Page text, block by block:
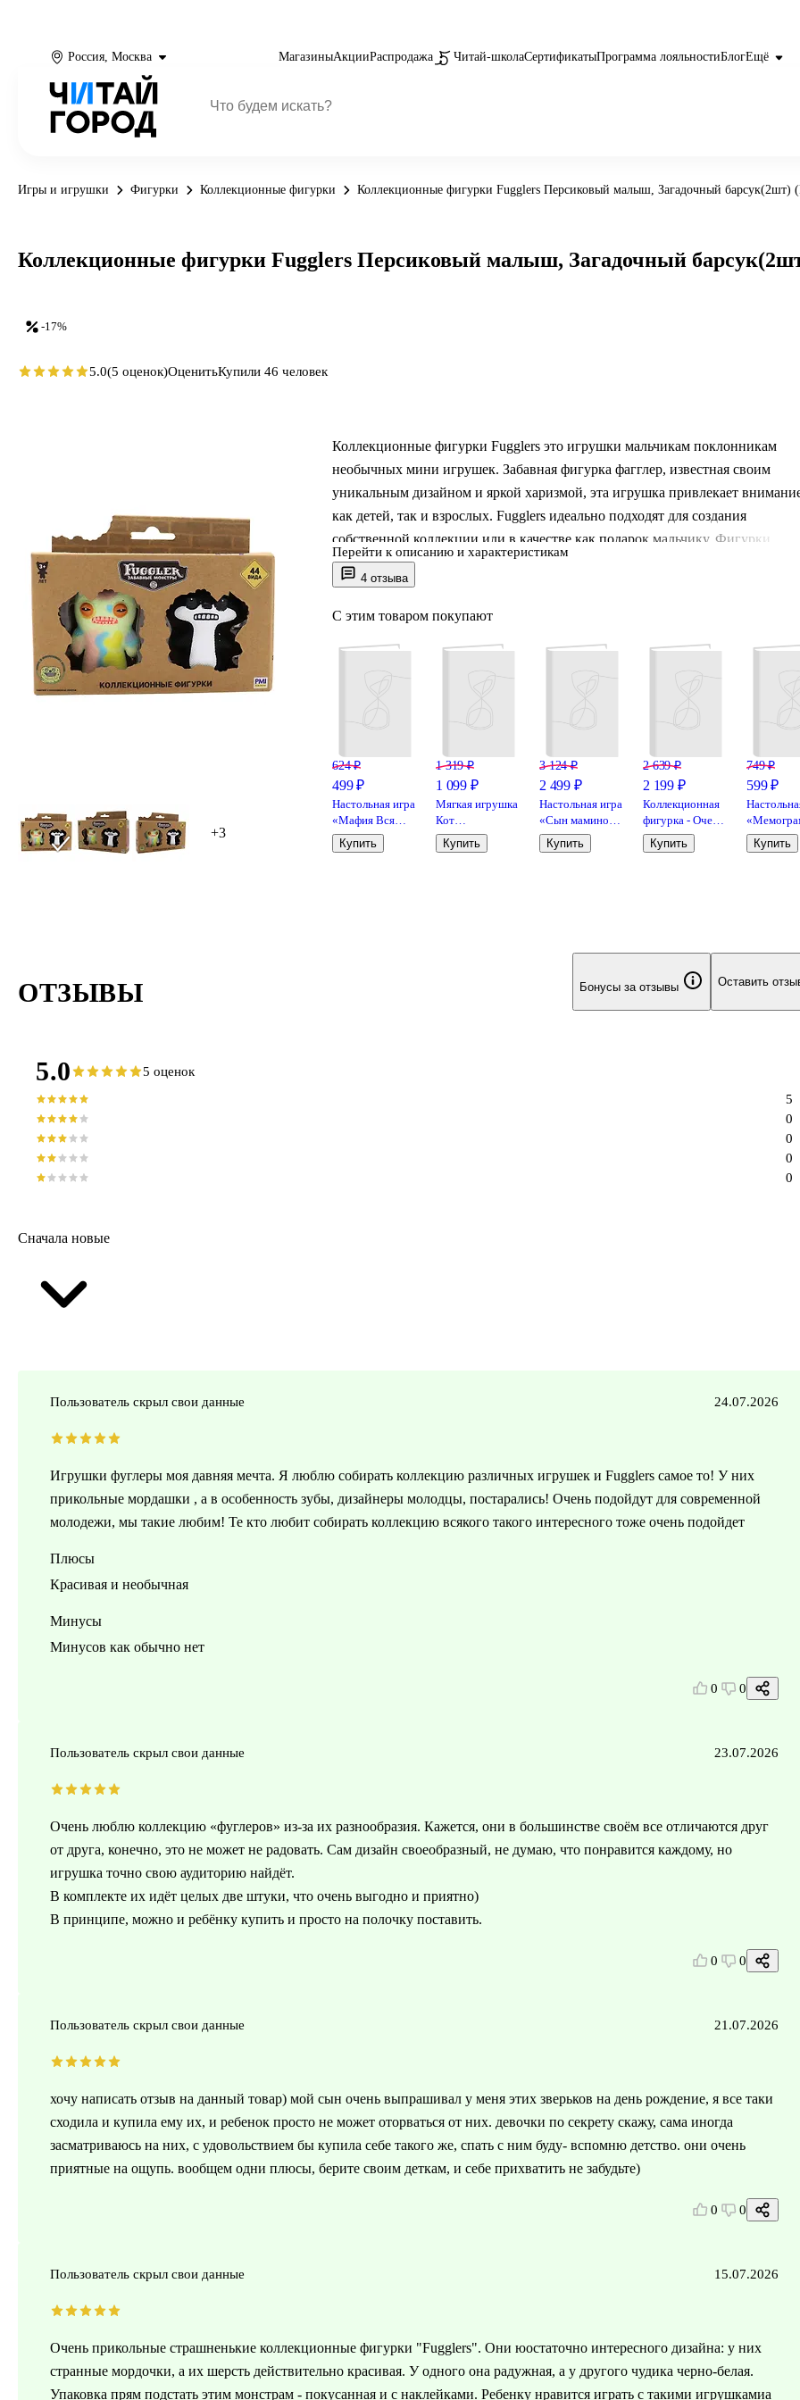
Россия, Москва МагазиныАкцииРаспродажа Читай-школаСертификатыПрограмма лояльностиБлогЕщё
Игры и игрушки Фигурки Коллекционные фигурки Коллекционные фигурки Fugglers Персиковый малыш, Загадочный барсук(2шт)
+3
4 отзыва
Коллекционные фигурки Fugglers это игрушки мальчикам поклонникам
необычных мини игрушек. Забавная фигурка фагглер, известная своим
уникальным дизайном и яркой харизмой, эта игрушка привлекает
как детей, так и взрослых. Fugglers идеально подходят для создания
собственной коллекции или в качестве как подарок мальчику. Фигурки
Fuggler оригинал отличаются забавными чертами лица и неповторимым
стилем. Fugglers это игрушки для мальчиков, которые вдохновлены
персонажами fnaf (аниматроники), roblox, spongebob (спанч боб), патрик,
мультфильмов. Каждый Fugglers создает атмосферу веселья, а его
Перейти к описанию и характеристикам
С этим товаром покупают
624 ₽
499 ₽
Настольная игра
«Мафия Вся
семья в сборе»,
Hobby World
Купить
1 319 ₽
1 099 ₽
Мягкая игрушка
Кот
прямоугольный
(23х20),
Купить
3 124 ₽
2 499 ₽
Настольная игра
«Сын маминой
подруги»,
Экивоки
Купить
2 639 ₽
2 199 ₽
Коллекционная
фигурка - Очень
странные дела
Хоппер (8х9х19)
Купить
749 ₽
599 ₽
мемов,
Купить
-17%
Коллекционные фигурки Fugglers Персиковый малыш, Загадочный
5.0(5 оценок)ОценитьКупили 46 человек
ОТЗЫВЫ Бонусы за отзывы Оставить
5.0 5 оценок
0
0
0
0
5
Сначала новые
Пользователь скрыл свои данные 24.07.2026
Игрушки фуглеры моя давняя мечта. Я люблю собирать коллекцию различных игрушек и Fugglers самое то! У них
прикольные мордашки , а в особенность зубы, дизайнеры молодцы, постарались! Очень подойдут для современной
молодежи, мы такие любим! Те кто любит собирать коллекцию всякого такого интересного тоже очень подойдет
Плюсы
Красивая и необычная
Минусы
Минусов как обычно нет
0 0
Пользователь скрыл свои данные 23.07.2026
Очень люблю коллекцию «фуглеров» из-за их разнообразия. Кажется, они в большинстве своём все отличаются друг
от друга, конечно, это не может не радовать. Сам дизайн своеобразный, не думаю, что понравится каждому, но
игрушка точно свою аудиторию найдёт.
В комплекте их идёт целых две штуки, что очень выгодно и приятно)
В принципе, можно и ребёнку купить и просто на полочку поставить.
0 0
Пользователь скрыл свои данные 21.07.2026
хочу написать отзыв на данный товар) мой сын очень выпрашивал у меня этих зверьков на день рождение, я все таки
сходила и купила ему их, и ребенок просто не может оторваться от них. девочки по секрету скажу, сама иногда
засматриваюсь на них, с удовольствием бы купила себе такого же, спать с ним буду- вспомню детство. они очень
приятные на ощупь. вообщем одни плюсы, берите своим деткам, и себе прихватить не забудьте)
0 0
Пользователь скрыл свои данные 15.07.2026
Очень прикольные страшненькие коллекционные фигурки "Fugglers". Они юостаточно интересного дизайна: у них
странные мордочки, а их шерсть действительно красивая. У одного она радужная, а у другого чудика черно-белая.
Упаковка прям подстать этим монстрам - покусанная и с наклейками. Ребенку нравится играть с такими игрушкамиа